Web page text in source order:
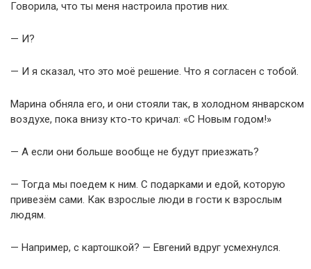
Говорила, что ты меня настроила против них.
— И?
— И я сказал, что это моё решение. Что я согласен с тобой.
Марина обняла его, и они стояли так, в холодном январском
воздухе, пока внизу кто-то кричал: «С Новым годом!»
— А если они больше вообще не будут приезжать?
— Тогда мы поедем к ним. С подарками и едой, которую
привезём сами. Как взрослые люди в гости к взрослым
людям.
— Например, с картошкой? — Евгений вдруг усмехнулся.